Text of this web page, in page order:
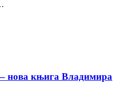
нова књига Владимира